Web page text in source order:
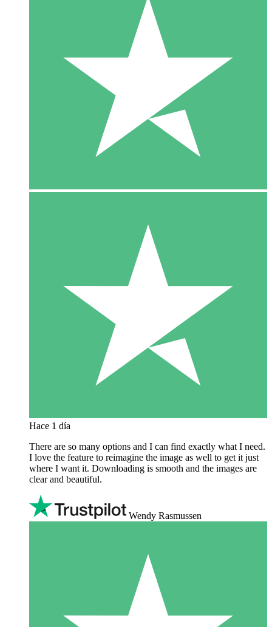
Hace 1 día
There are so many options and I can find exactly what I need.
I love the feature to reimagine the image as well to get it just
where I want it. Downloading is smooth and the images are
clear and beautiful.
Wendy Rasmussen